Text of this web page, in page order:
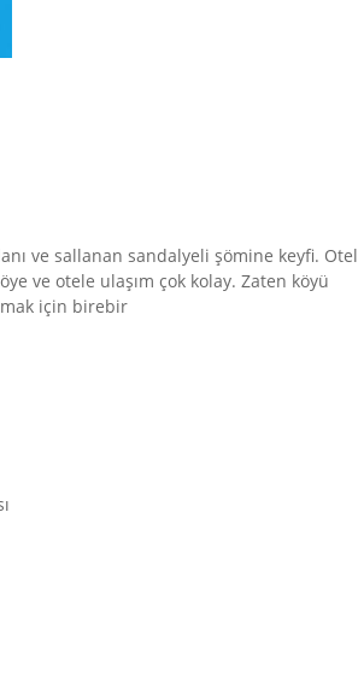
ve sallanan sandalyeli şömine keyfi. Otel
ve otele ulaşım çok kolay. Zaten köyü
için birebir